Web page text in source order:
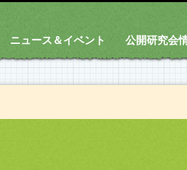
ニュース＆イベント 公開研究会